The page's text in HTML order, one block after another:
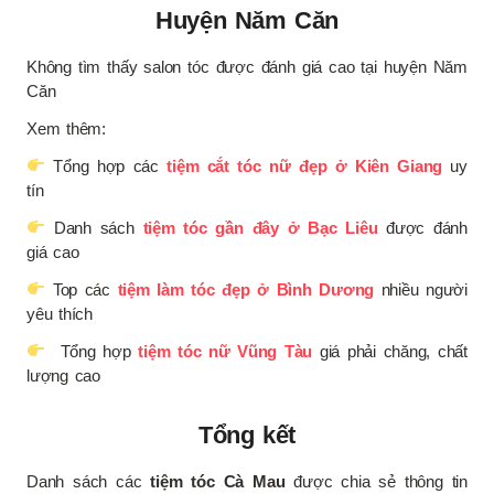
Huyện Năm Căn
Không tìm thấy salon tóc được đánh giá cao tại huyện Năm
Căn
Xem thêm:
Tổng hợp cáctiệm cắt tóc nữ đẹp ở Kiên Giang uy
tín
Danh sách tiệm tóc gần đây ở Bạc Liêu được đánh
giá cao
Top các tiệm làm tóc đẹp ở Bình Dương nhiều người
yêu thích
Tổng hợptiệm tóc nữ Vũng Tàu giá phải chăng, chất
lượng cao
Tổng kết
Danh sách các tiệm tóc Cà Mauđược chia sẻ thông tin